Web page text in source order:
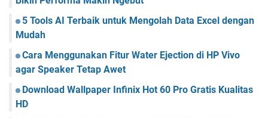
5 Tools AI Terbaik untuk Mengolah Data Excel dengan
Mudah
Cara Menggunakan Fitur Water Ejection di HP Vivo
agar Speaker Tetap Awet
Download Wallpaper Infinix Hot 60 Pro Gratis Kualitas
HD